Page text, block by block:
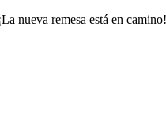
nueva remesa está en